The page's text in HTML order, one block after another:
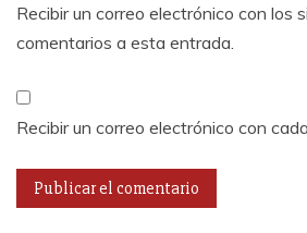
Recibir un correo electrónico con los
comentarios a esta entrada.
Recibir un correo electrónico con